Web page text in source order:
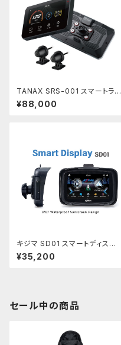
TANAX SRS-001 スマートライ
ドモニターAIO-5Lite
¥88,000
キジマ SD01 スマートディスプ
レイ
¥35,200
セール中の商品